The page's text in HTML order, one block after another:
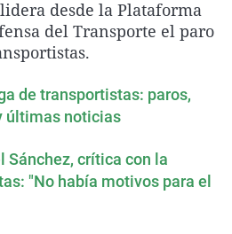
La rosa de los vientos
Gente viajera
Caso
Retornados
Operación Viuda
Extremadura
Galicia
Navarra
Virales
Televisión
desde la Plataforma
del Transporte el paro
de transportistas: paros,
últimas noticias
Sánchez, crítica con la
"No había motivos para el